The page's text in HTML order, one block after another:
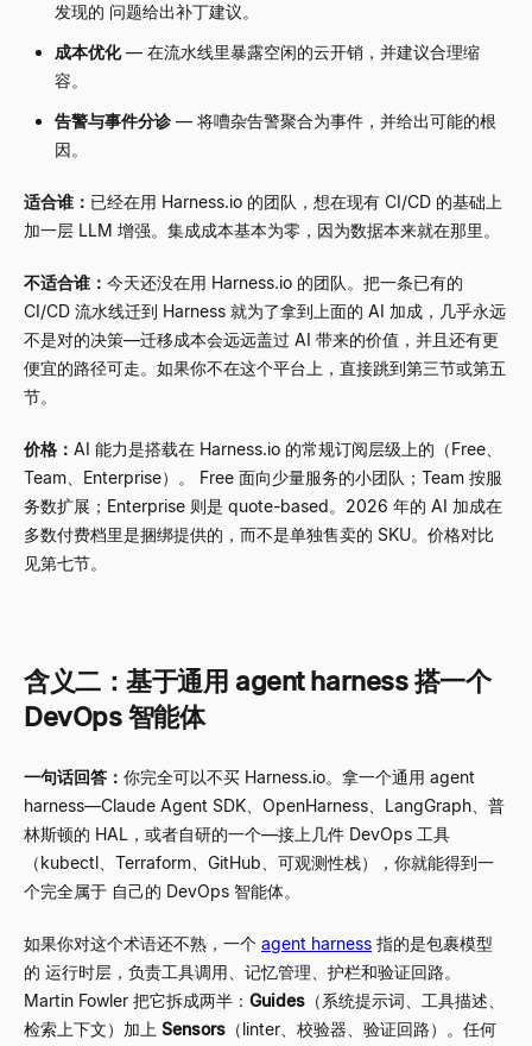
发现的 问题给出补丁建议。
成本优化 — 在流水线里暴露空闲的云开销，并建议合理缩
容。
告警与事件分诊 — 将嘈杂告警聚合为事件，并给出可能的根
因。
适合谁： 已经在用 Harness.io 的团队，想在现有 CI/CD 的基础上
加一层 LLM 增强。集成成本基本为零，因为数据本来就在那里。
不适合谁： 今天还没在用 Harness.io 的团队。把一条已有的
CI/CD 流水线迁到 Harness 就为了拿到上面的 AI 加成，几乎永远
不是对的决策—迁移成本会远远盖过 AI 带来的价值，并且还有更
便宜的路径可走。如果你不在这个平台上，直接跳到第三节或第五
节。
价格： AI 能力是搭载在 Harness.io 的常规订阅层级上的（Free、
Team、Enterprise）。 Free 面向少量服务的小团队；Team 按服
务数扩展；Enterprise 则是 quote-based。2026 年的 AI 加成在
多数付费档里是捆绑提供的，而不是单独售卖的 SKU。价格对比
见第七节。
含义二：基于通用 agent harness 搭一个
DevOps 智能体
一句话回答： 你完全可以不买 Harness.io。拿一个通用 agent
harness—Claude Agent SDK、OpenHarness、LangGraph、普
林斯顿的 HAL，或者自研的一个—接上几件 DevOps 工具
（kubectl、Terraform、GitHub、可观测性栈），你就能得到一
个完全属于 自己的 DevOps 智能体。
如果你对这个术语还不熟，一个 agent harness 指的是包裹模型
的 运行时层，负责工具调用、记忆管理、护栏和验证回路。
Martin Fowler 把它拆成两半： Guides （系统提示词、工具描述、
检索上下文）加上 Sensors （linter、校验器、验证回路）。任何